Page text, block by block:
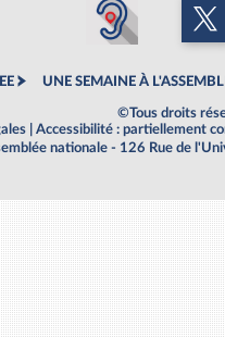
UNE SEMAINE À
©Tous droits
Accessibilité : partiellement
nationale - 126 Rue de